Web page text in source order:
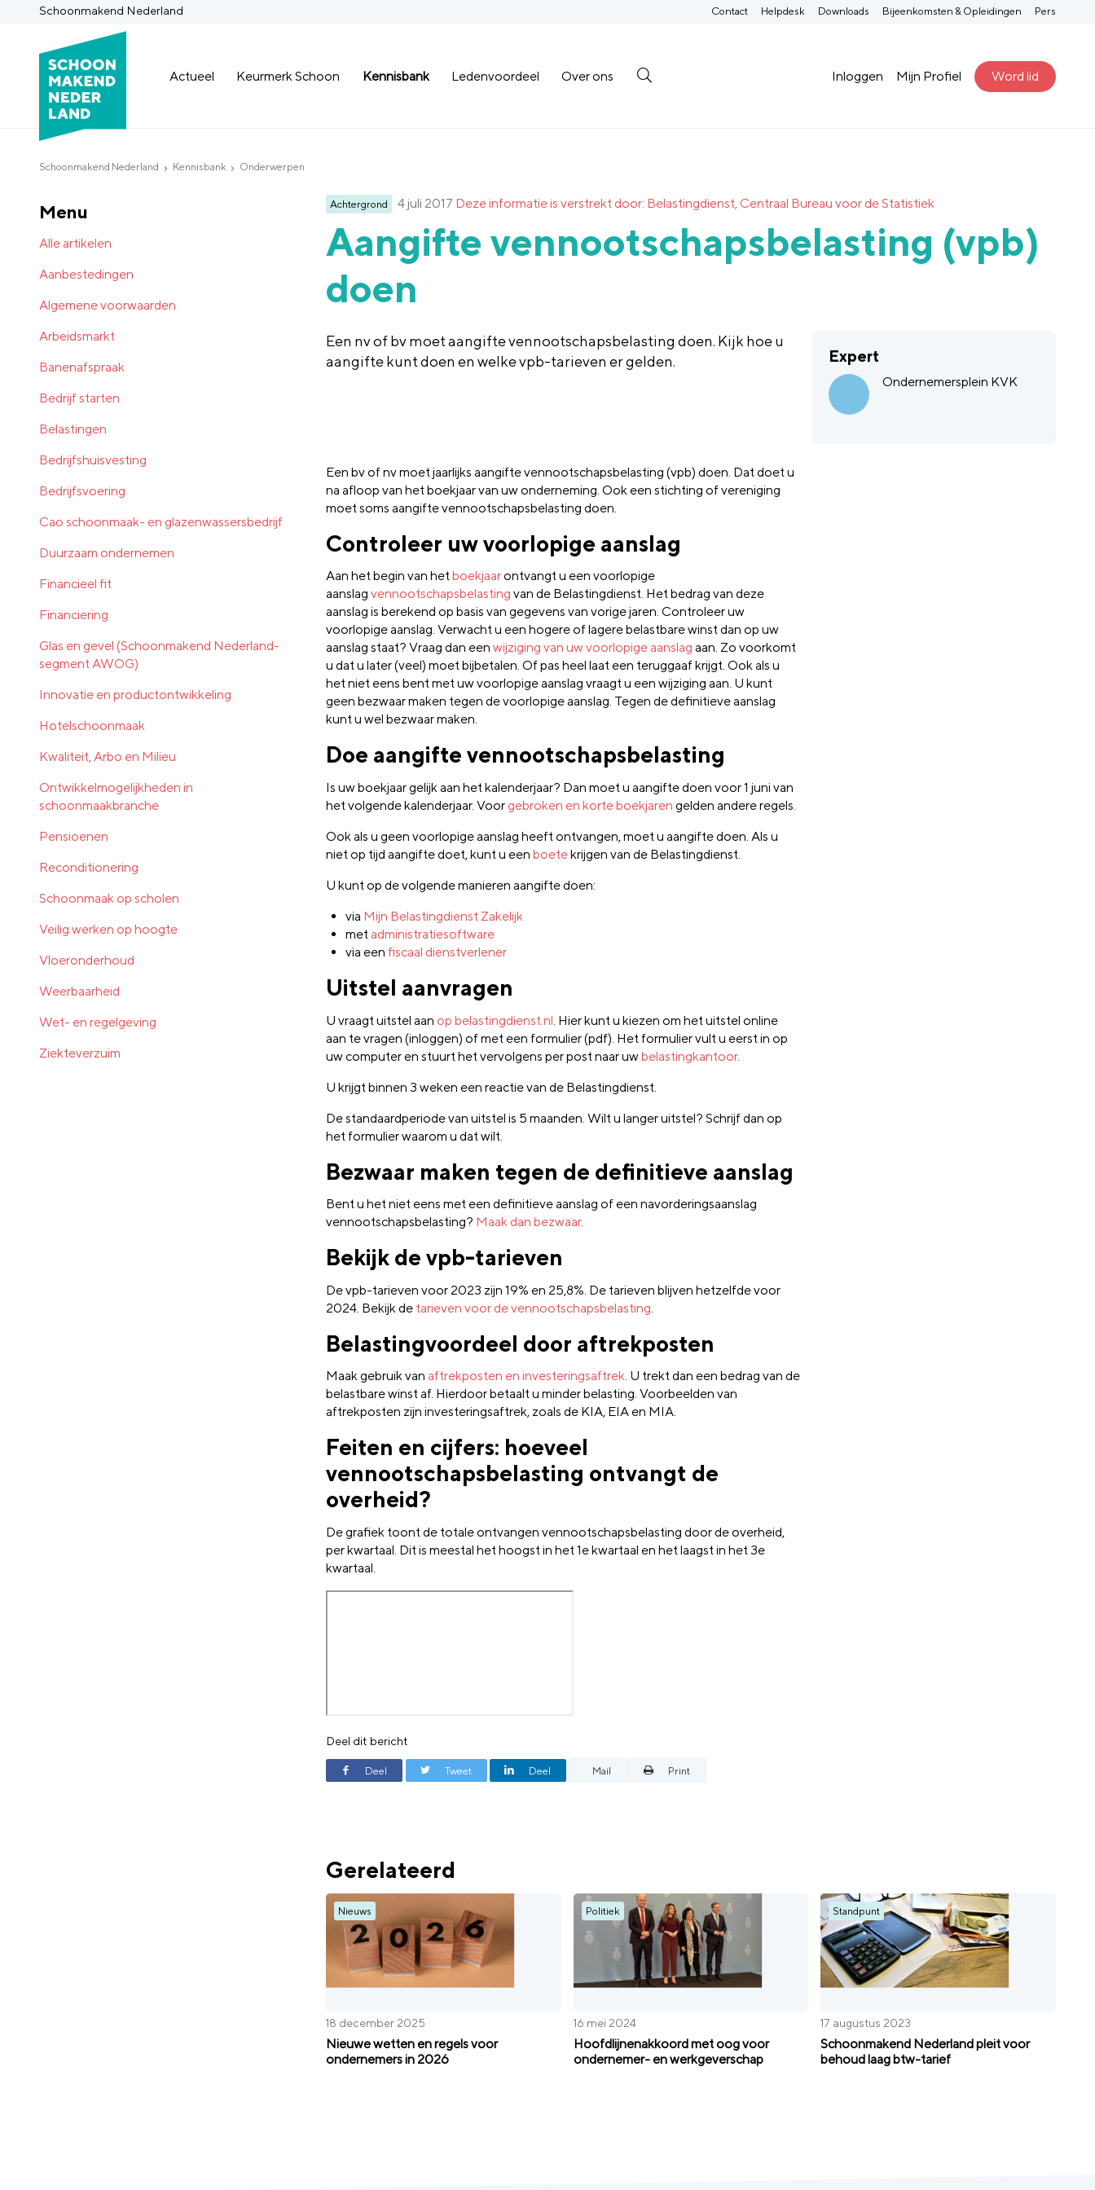
Schoonmakend Nederland
Actueel Keurmerk Schoon Kennisbank Ledenvoordeel Over ons Inloggen Mijn Profiel Word lid
Contact Helpdesk Downloads Bijeenkomsten & Opleidingen Pers
Schoonmakend Nederland Kennisbank Onderwerpen
Achtergrond 4 juli 2017 Deze informatie is verstrekt door: Belastingdienst, Centraal Bureau voor de Statistiek
Aangifte vennootschapsbelasting (vpb)
doen
Een nv of bv moet aangifte vennootschapsbelasting doen. Kijk hoe u
aangifte kunt doen en welke vpb-tarieven er gelden.
Expert
Ondernemersplein KVK
Een bv of nv moet jaarlijks aangifte vennootschapsbelasting (vpb) doen. Dat doet u
na afloop van het boekjaar van uw onderneming. Ook een stichting of vereniging
moet soms aangifte vennootschapsbelasting doen.
Controleer uw voorlopige aanslag
Aan het begin van hetboekjaarontvangt u een voorlopige
aanslag vennootschapsbelasting van de Belastingdienst. Het bedrag van deze
aanslag is berekend op basis van gegevens van vorige jaren. Controleer uw
voorlopige aanslag. Verwacht u een hogere of lagere belastbare winst dan op uw
aanslag staat? Vraag dan een wijziging van uw voorlopige aanslag aan. Zo voorkomt
u dat u later (veel) moet bijbetalen. Of pas heel laat een teruggaaf krijgt. Ook als u
het niet eens bent met uw voorlopige aanslag vraagt u een wijziging aan. U kunt
geen bezwaar maken tegen de voorlopige aanslag. Tegen de definitieve aanslag
kunt u wel bezwaar maken.
Doe aangifte vennootschapsbelasting
Is uw boekjaar gelijk aan het kalenderjaar? Dan moet u aangifte doen voor 1 juni van
het volgende kalenderjaar. Voor gebroken en korte boekjaren gelden andere regels.
Ook als u geen voorlopige aanslag heeft ontvangen, moet u aangifte doen. Als u
niet op tijd aangifte doet, kunt u een boetekrijgen van de Belastingdienst.
U kunt op de volgende manieren aangifte doen:
via Mijn Belastingdienst Zakelijk
met administratiesoftware
via een fiscaal dienstverlener
Uitstel aanvragen
U vraagt uitstel aan op belastingdienst.nl . Hier kunt u kiezen om het uitstel online
aan te vragen (inloggen) of met een formulier (pdf). Het formulier vult u eerst in op
uw computer en stuurt het vervolgens per post naar uwbelastingkantoor.
U krijgt binnen 3 weken een reactie van de Belastingdienst.
De standaardperiode van uitstel is 5 maanden. Wilt u langer uitstel? Schrijf dan op
het formulier waarom u dat wilt.
Bezwaar maken tegen de definitieve aanslag
Bent u het niet eens met een definitieve aanslag of een navorderingsaanslag
vennootschapsbelasting? Maak dan bezwaar.
Bekijk de vpb-tarieven
De vpb-tarieven voor 2023 zijn 19% en 25,8%. De tarieven blijven hetzelfde voor
2024. Bekijk de tarieven voor de vennootschapsbelasting
Belastingvoordeel door aftrekposten
Maak gebruik van aftrekposten en investeringsaftrek. U trekt dan een bedrag van de
belastbare winst af. Hierdoor betaalt u minder belasting. Voorbeelden van
aftrekposten zijn investeringsaftrek, zoals de KIA, EIA en MIA.
Feiten en cijfers: hoeveel
vennootschapsbelasting ontvangt de
overheid?
De grafiek toont de totale ontvangen vennootschapsbelasting door de overheid,
per kwartaal. Dit is meestal het hoogst in het 1e kwartaal en het laagst in het 3e
kwartaal.
Deel dit bericht
Deel Tweet Deel Mail Print
Gerelateerd
Nieuws
18 december 2025
Nieuwe wetten en regels voor
ondernemers in 2026
Politiek
16 mei 2024
Hoofdlijnenakkoord met oog voor
ondernemer- en werkgeverschap
Standpunt
17 augustus 2023
Schoonmakend Nederland pleit voor
behoud laag btw-tarief
Menu
Alle artikelen
Aanbestedingen
Algemene voorwaarden
Arbeidsmarkt
Banenafspraak
Bedrijf starten
Belastingen
Bedrijfshuisvesting
Bedrijfsvoering
Cao schoonmaak- en glazenwassersbedrijf
Duurzaam ondernemen
Financieel fit
Financiering
Glas en gevel (Schoonmakend Nederland-
segment AWOG)
Innovatie en productontwikkeling
Hotelschoonmaak
Kwaliteit, Arbo en Milieu
Ontwikkelmogelijkheden in
schoonmaakbranche
Pensioenen
Reconditionering
Schoonmaak op scholen
Veilig werken op hoogte
Vloeronderhoud
Weerbaarheid
Wet- en regelgeving
Ziekteverzuim